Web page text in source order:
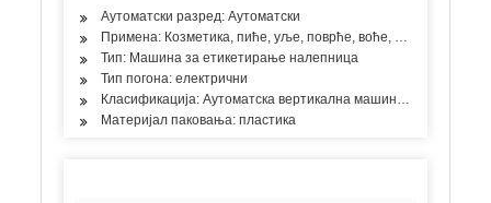
Аутоматски разред: Аутоматски
Примена: Козметика, пиће, уље, поврће, воће, млечни
Тип: Машина за етикетирање налепница
Тип погона: електрични
Класификација: Аутоматска вертикална машина за
Материјал паковања: пластика